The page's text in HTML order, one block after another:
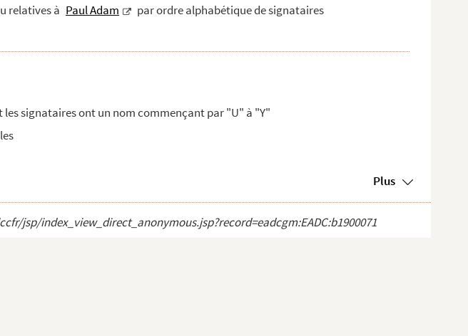
relatives à Paul Adam
par ordre alphabétique de signataires
les signataires ont un nom commençant par "U" à "Y"
Plus
jsp/index_view_direct_anonymous.jsp?record=eadcgm:EADC:b1900071